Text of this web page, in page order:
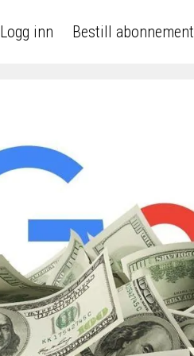
Logg inn Bestill abonnement